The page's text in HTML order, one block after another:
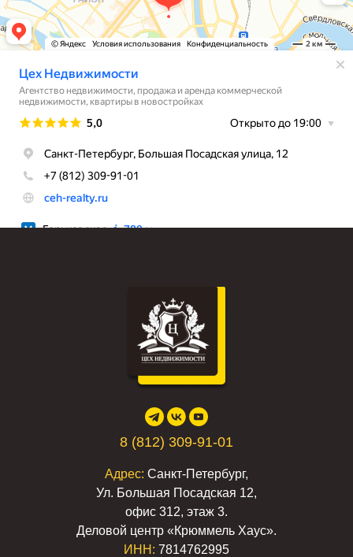
8 (812) 309-91-01
Адрес: Санкт-Петербург,
Ул. Большая Посадская 12,
офис 312, этаж 3.
Деловой центр «Крюммель Хаус».
ИНН: 7814762995